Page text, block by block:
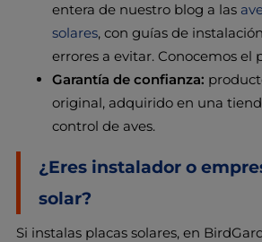
entera de nuestro blog a las
solares, con guías de
errores a evitar. Conocemos el
Garantía de confianza:
original, adquirido en una
control de aves.
¿Eres instalador o
solar?
Si instalas placas solares, en